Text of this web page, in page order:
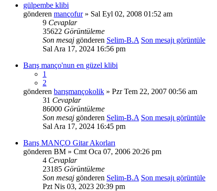
gülpembe klibi
gönderen mançofur» Sal Eyl 02, 2008 01:52 am
9 Cevaplar
35622 Görüntüleme
Son mesaj gönderen Selim-B.A Son mesajı görüntüle
Sal Ara 17, 2024 16:56 pm
Barış manço'nun en güzel klibi
1
2
gönderen barışmançokolik » Pzr Tem 22, 2007 00:56 am
31 Cevaplar
86000 Görüntüleme
Son mesaj gönderen Selim-B.A Son mesajı görüntüle
Sal Ara 17, 2024 16:45 pm
Barış MANÇO Gitar Akorları
gönderen BM » Cmt Oca 07, 2006 20:26 pm
4 Cevaplar
23185 Görüntüleme
Son mesaj gönderen Selim-B.A Son mesajı görüntüle
Pzt Nis 03, 2023 20:39 pm